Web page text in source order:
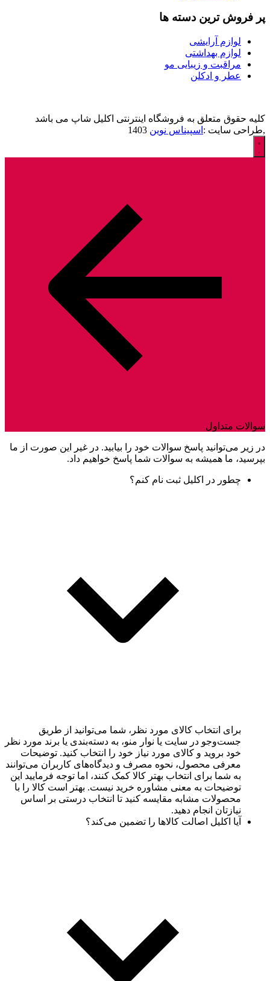
پر فروش ترین دسته ها
لوازم آرایشی
لوازم بهداشتی
مراقبت و زیبایی مو
عطر و ادکلن
کلیه حقوق متعلق به فروشگاه اینترنتی اکلیل شاپ می باشد
,طراحی سایت : اسپیناس نوین
سوالات متداول
در زیر می‌توانید پاسخ سوالات خود را بیابید. در غیر این صورت از ما
بپرسید، ما همیشه به سوالات شما پاسخ خواهیم داد.
چطور در اکلیل ثبت نام کنم؟
برای انتخاب کالای مورد نظر، شما می‌توانید از طریق
جست‌وجو در سایت یا نوار منو، به دسته‌بندی یا برند مورد نظر
خود بروید و کالای مورد نیاز خود را انتخاب کنید. توضیحات
معرفی محصول، نحوه مصرف و دیدگاه‌های کاربران می‌توانند
به شما برای انتخاب بهتر کالا کمک کنند، اما توجه فرمایید این
توضیحات به معنی مشاوره خرید نیست. بهتر است کالا را با
محصولات مشابه مقایسه کنید تا انتخاب درستی بر اساس
نیازتان انجام دهید.
آیا اکلیل اصالت کالاها را تضمین می‌کند؟